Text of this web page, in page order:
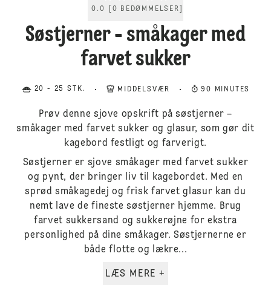
0.0 0 BEDØMMELSER
Søstjerner - småkager med
farvet sukker
20 - 25 STK. MIDDELSVÆR 90 MINUTES
Prøv denne sjove opskrift på søstjerner –
småkager med farvet sukker og glasur, som gør dit
kagebord festligt og farverigt.
Søstjerner er sjove småkager med farvet sukker
og pynt, der bringer liv til kagebordet. Med en
sprød småkagedej og frisk farvet glasur kan du
nemt lave de fineste søstjerner hjemme. Brug
farvet sukkersand og sukkerøjne for ekstra
personlighed på dine småkager. Søstjernerne er
både flotte og lækre...
LÆS MERE +